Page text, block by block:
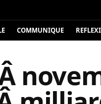
COMMUNIQUE